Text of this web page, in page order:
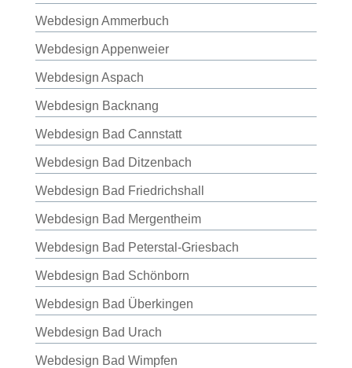
Webdesign Ammerbuch
Webdesign Appenweier
Webdesign Aspach
Webdesign Backnang
Webdesign Bad Cannstatt
Webdesign Bad Ditzenbach
Webdesign Bad Friedrichshall
Webdesign Bad Mergentheim
Webdesign Bad Peterstal-Griesbach
Webdesign Bad Schönborn
Webdesign Bad Überkingen
Webdesign Bad Urach
Webdesign Bad Wimpfen